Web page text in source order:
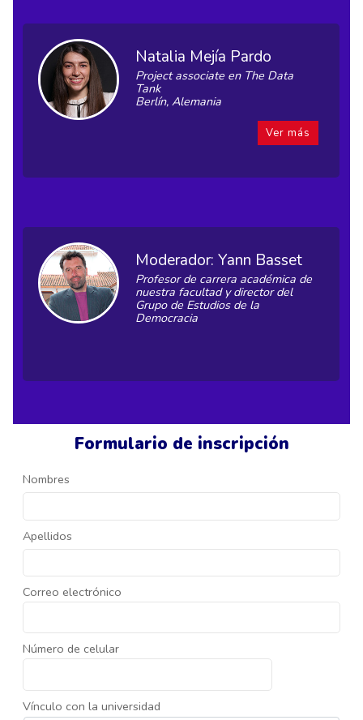
Formulario de inscripción
Nombres
Apellidos
Correo electrónico
Número de celular
Vínculo con la universidad
Natalia Mejía Pardo
Project associate en The Data
Tank
Berlín, Alemania
Ver más
Moderador: Yann Basset
Profesor de carrera académica de
nuestra facultad y director del
Grupo de Estudios de la
Democracia